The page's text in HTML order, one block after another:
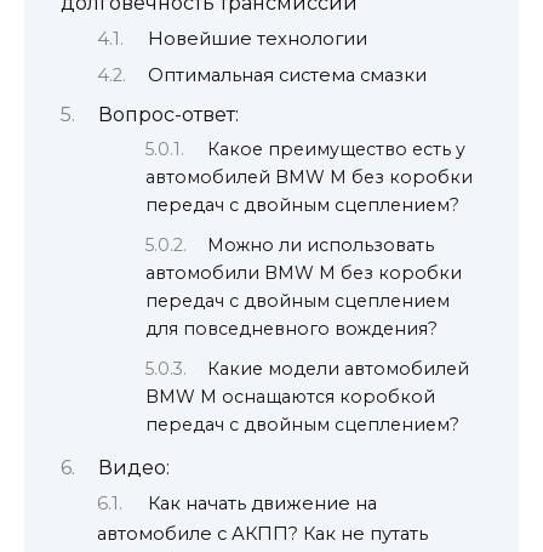
Новейшие технологии
Оптимальная система смазки
Вопрос-ответ:
Какое преимущество есть у
автомобилей BMW M без коробки
передач с двойным сцеплением?
Можно ли использовать
автомобили BMW M без коробки
передач с двойным сцеплением
для повседневного вождения?
Какие модели автомобилей
BMW M оснащаются коробкой
передач с двойным сцеплением?
Видео:
Как начать движение на
автомобиле с АКПП? Как не путать